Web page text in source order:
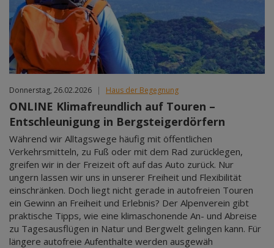
Apr 2027
Mai 2027
Jun 2027
Jul 2027
Donnerstag, 26.02.2026 | Haus der Begegnung
ONLINE Klimafreundlich auf Touren –
Entschleunigung in Bergsteigerdörfern
Während wir Alltagswege häufig mit öffentlichen
Verkehrsmitteln, zu Fuß oder mit dem Rad zurücklegen,
greifen wir in der Freizeit oft auf das Auto zurück. Nur
ungern lassen wir uns in unserer Freiheit und Flexibilität
einschränken. Doch liegt nicht gerade in autofreien Touren
ein Gewinn an Freiheit und Erlebnis? Der Alpenverein gibt
praktische Tipps, wie eine klimaschonende An- und Abreise
zu Tagesausflügen in Natur und Bergwelt gelingen kann. Für
längere autofreie Aufenthalte werden ausgewäh